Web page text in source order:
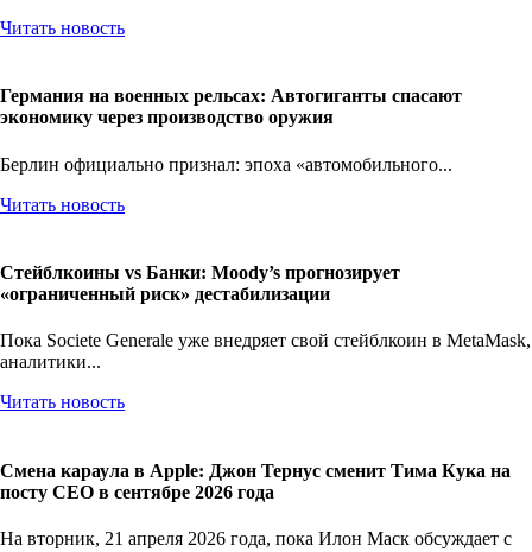
Читать новость
Германия на военных рельсах: Автогиганты спасают
экономику через производство оружия
Берлин официально признал: эпоха «автомобильного...
Читать новость
Стейблкоины vs Банки: Moody’s прогнозирует
«ограниченный риск» дестабилизации
Пока Societe Generale уже внедряет свой стейблкоин в MetaMask,
аналитики...
Читать новость
Смена караула в Apple: Джон Тернус сменит Тима Кука на
посту CEO в сентябре 2026 года
На вторник, 21 апреля 2026 года, пока Илон Маск обсуждает с